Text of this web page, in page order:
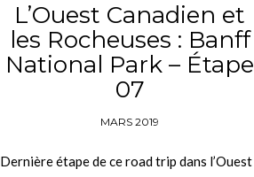
L’Ouest Canadien et
les Rocheuses : Banff
National Park – Étape
07
MARS 2019
Dernière étape de ce road trip dans l’Ouest